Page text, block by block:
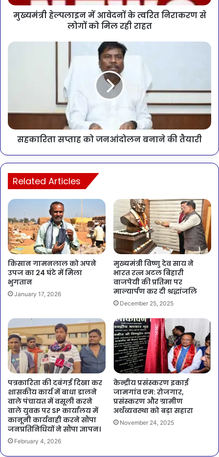
मुख्यमंत्री हेल्पलाइन में आवेदनों के त्वरित निराकरण से
लोगों को मिल रही राहत
सहकारिता सप्ताह को जनआंदोलन बनाने की तैयारी
Related Articles
किसान गामनलाल को अपने
उपज का 24 घंटे में मिला
भुगतान
January 17, 2026
मुख्यमंत्री विष्णु देव साय ने
भारत रत्न अटल बिहारी
वाजपेयी की प्रतिमा पर
माल्यार्पण कर दी श्रद्धांजलि
December 25, 2025
पत्रकारिता की दबंगई दिखा कर
शासकीय कार्य में बाधा डालने
वाले पंचायत में वसूली करने
वाले युवक पर SP कार्यालय में
कानूनी कार्यवाही करने सौंपा
जनप्रतिनिधियों ने सौंपा ज्ञापन।
February 4, 2026
केन्द्रीय प्रसंस्करण इकाई
जामगांव एम: रोजगार,
प्रसंस्करण और ग्रामीण
अर्थव्यवस्था को बड़ा सहारा
November 24, 2025